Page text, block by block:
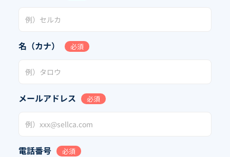
名（カナ） 必須
メールアドレス 必須
電話番号 必須